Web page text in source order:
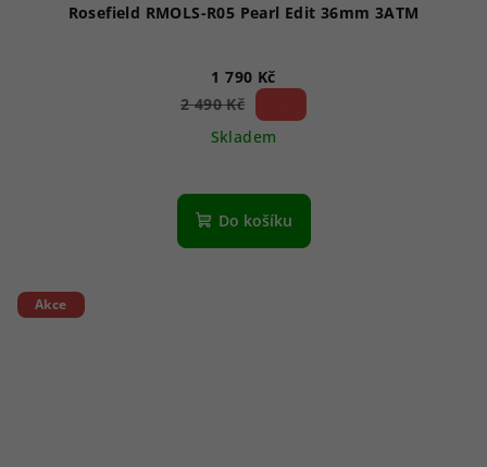
Rosefield RMOLS-R05 Pearl Edit 36mm 3ATM
1 790 Kč
2 490 Kč
Skladem
Do košíku
Akce